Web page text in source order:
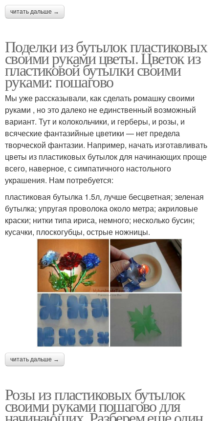
читать дальше →
Поделки из бутылок пластиковых
своими руками цветы. Цветок из
пластиковой бутылки своими
руками: пошагово
Мы уже рассказывали, как сделать ромашку своими
руками , но это далеко не единственный возможный
вариант. Тут и колокольчики, и герберы, и розы, и
всяческие фантазийные цветики — нет предела
творческой фантазии. Например, начать изготавливать
цветы из пластиковых бутылок для начинающих проще
всего, наверное, с симпатичного настольного
украшения. Нам потребуется:
пластиковая бутылка 1.5л, лучше бесцветная; зеленая
бутылка; упругая проволока около метра; акриловые
краски; нитки типа ириса, немного; несколько бусин;
кусачки, плоскогубцы, острые ножницы.
читать дальше →
Розы из пластиковых бутылок
своими руками пошагово для